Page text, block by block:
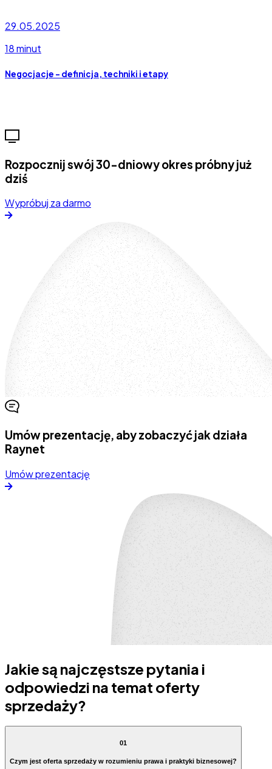
29.05.2025
18 minut
Negocjacje – definicja, techniki i etapy
Rozpocznij swój 30-dniowy okres próbny już
dziś
Wypróbuj za darmo
Umów prezentację, aby zobaczyć jak działa
Raynet
Umów prezentację
Jakie są najczęstsze pytania i
odpowiedzi na temat oferty
sprzedaży?
01
Czym jest oferta sprzedaży w rozumieniu prawa i praktyki biznesowej?